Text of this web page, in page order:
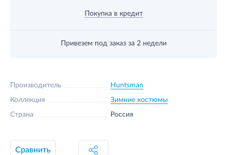
Покупка в кредит
Привезем под заказ за 2 недели
Производитель Huntsman
Коллекция Зимние костюмы
Страна Россия
Сравнить